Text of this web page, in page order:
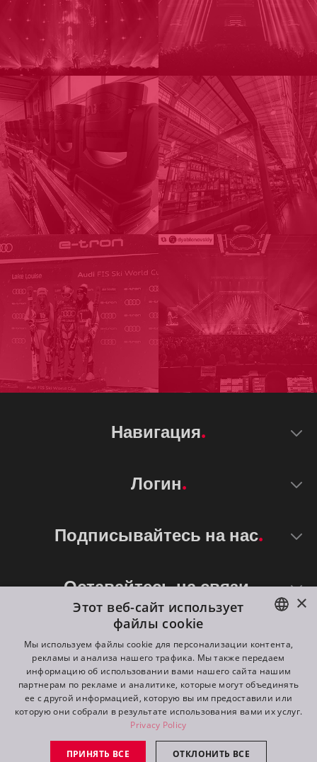
Навигация
Логин
Подписывайтесь на нас
Оставайтесь на связи
© 2026
ROBE lighting s.r.o.
All rights reserved. Created by
ENGLISH
DE
FR
RU
×
Этот веб-сайт использует
файлы cookie
Мы используем файлы cookie для персонализации контента,
рекламы и анализа нашего трафика. Мы также передаем
информацию об использовании вами нашего сайта нашим
партнерам по рекламе и аналитике, которые могут объединять
ее с другой информацией, которую вы им предоставили или
которую они собрали в результате использования вами их услуг.
Privacy Policy
ПРИНЯТЬ ВСЕ ОТКЛОНИТЬ ВСЕ